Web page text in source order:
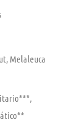
Melaleuca